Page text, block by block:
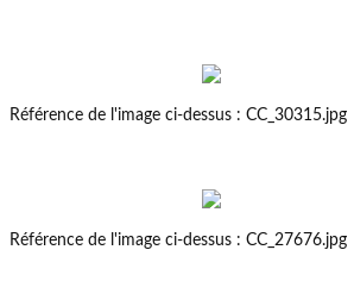
Référence de l'image ci-dessus : CC_30315.jpg
Référence de l'image ci-dessus : CC_27676.jpg